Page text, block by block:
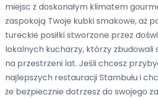
miejsc z doskonałym klimatem
zaspokoją Twoje kubki smakowe, aż
tureckie posiłki stworzone przez
lokalnych kucharzy, którzy zbudowali
na przestrzeni lat. Jeśli chcesz
najlepszych restauracji Stambułu i
że bezpiecznie dotrzesz do swojego